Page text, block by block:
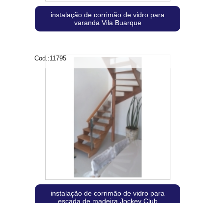
instalação de corrimão de vidro para
varanda Vila Buarque
Cod.:11795
instalação de corrimão de vidro para
escada de madeira Jockey Club